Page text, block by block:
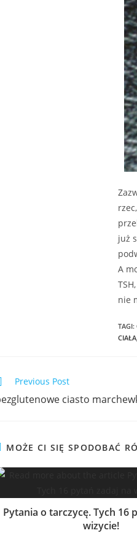
już
A
nie
TAGI:
CIAŁA
Previous Post
ciasto
MOŻE CI SIĘ SPODOBAĆ
Pytania o tarczycę. Tych 16
wizycie!